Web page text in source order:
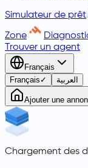
Simulateur de prêt
Zone
Trouver un agent
Français
Français ✓ العربية
Ajouter une
Chargement des